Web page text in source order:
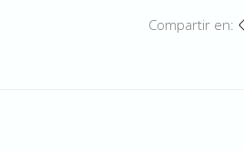
Compartir en: